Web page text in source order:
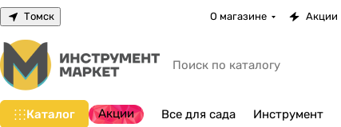
Томск О магазине Акции
Каталог Акции Все для сада Инструмент